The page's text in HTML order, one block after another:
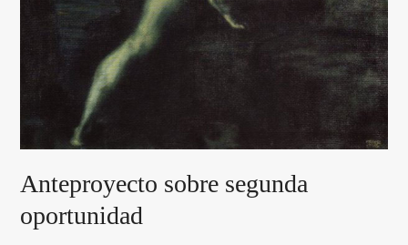
Anteproyecto sobre segunda
oportunidad